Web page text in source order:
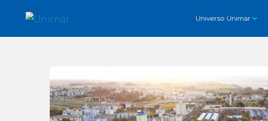
Universo Unimar